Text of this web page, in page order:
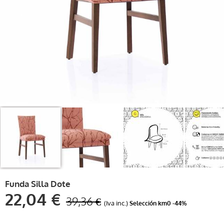
Funda Silla Dote
22,04 € 39,36 € (Iva inc.) Selección km0 -44%